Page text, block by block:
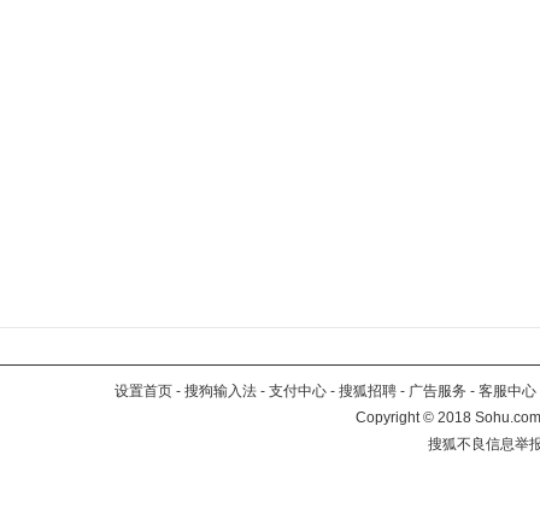
设置首页 - 搜狗输入法 - 支付中心 - 搜狐招聘 - 广告服务 - 客服中心
Copyright©2018
搜狐不良信息举